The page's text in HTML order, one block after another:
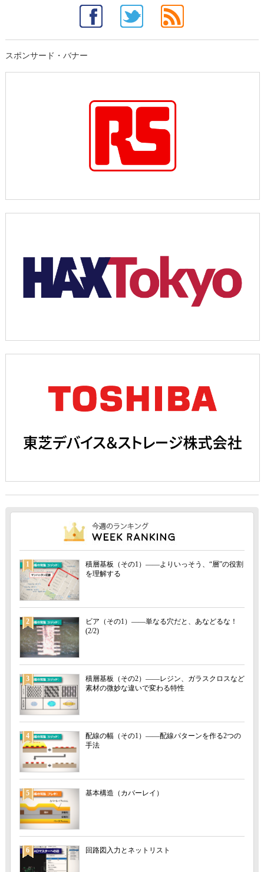
スポンサード・バナー
1
積層基板（その1）――よりいっそう、“層”の役割
を理解する
2
ビア（その1）――単なる穴だと、あなどるな！
(2/2)
3
積層基板（その2）――レジン、ガラスクロスなど
素材の微妙な違いで変わる特性
4
配線の幅（その1）――配線パターンを作る2つの
手法
5 基本構造（カバーレイ）
6 回路図入力とネットリスト